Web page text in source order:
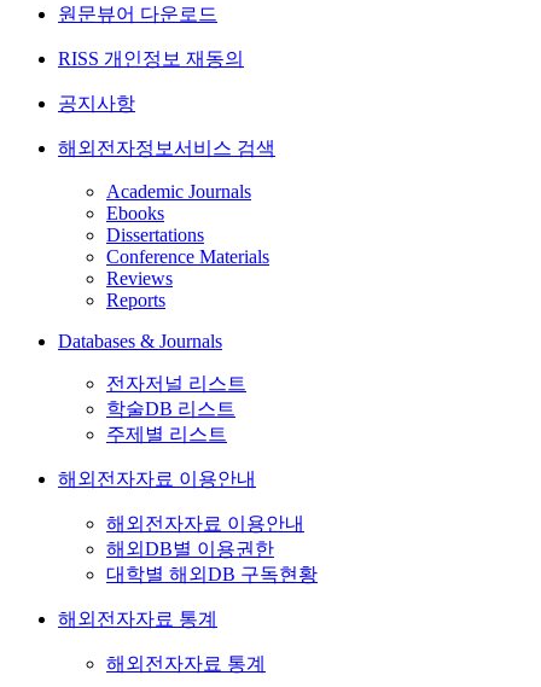
원문뷰어 다운로드
RISS 개인정보 재동의
공지사항
해외전자정보서비스 검색
Academic Journals
Ebooks
Dissertations
Conference Materials
Reviews
Reports
Databases & Journals
전자저널 리스트
학술DB 리스트
주제별 리스트
해외전자자료 이용안내
해외전자자료 이용안내
해외DB별 이용권한
대학별 해외DB 구독현황
해외전자자료 통계
해외전자자료 통계